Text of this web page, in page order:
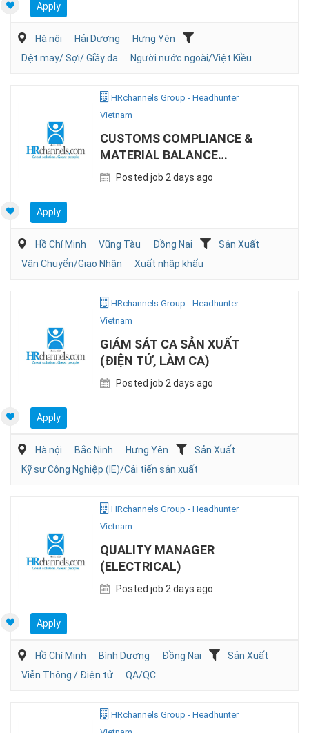
Apply
Hà nội Hải Dương
Hưng Yên
Dệt may/ Sợi/ Giầy da
Người nước ngoài/Việt Kiều
HRchannels Group - Headhunter
Vietnam
CUSTOMS COMPLIANCE &
MATERIAL BALANCE
SPECIALIST (EPE)
Posted job 2 days ago
Apply
Hồ Chí Minh Vũng Tàu Đồng Nai
Sản Xuất
Vận Chuyển/Giao Nhận
Xuất nhập khẩu
HRchannels Group - Headhunter
Vietnam
GIÁM SÁT CA SẢN XUẤT
(ĐIỆN TỬ, LÀM CA)
Posted job 2 days ago
Apply
Hà nội Bắc Ninh Hưng Yên
Sản Xuất
Kỹ sư Công Nghiệp (IE)/Cải tiến sản xuất
HRchannels Group - Headhunter
Vietnam
QUALITY MANAGER
(ELECTRICAL)
Posted job 2 days ago
Apply
Hồ Chí Minh Bình Dương Đồng Nai
Sản Xuất
Viễn Thông / Điện tử
QA/QC
HRchannels Group - Headhunter